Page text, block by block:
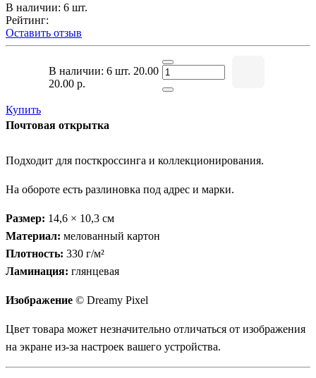
В наличии: 6 шт.
Рейтинг:
Оставить отзыв
В наличии: 6 шт. 20.00
20.00 р.
Купить
Почтовая открытка
Подходит для посткроссинга и коллекционирования.
На обороте есть разлиновка под адрес и марки.
Размер: 14,6 × 10,3 см
Материал: мелованный картон
Плотность: 330 г/м²
Ламинация: глянцевая
Изображение © Dreamy Pixel
Цвет товара может незначительно отличаться от изображения
на экране из-за настроек вашего устройства.